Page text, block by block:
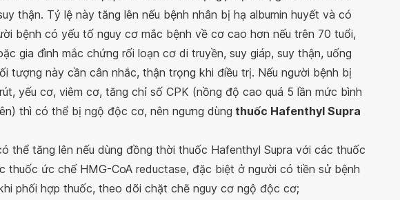
thận. Tỷ lệ này tăng lên nếu bệnh nhân bị hạ albumin huyết và có
bệnh có yếu tố nguy cơ mắc bệnh về cơ cao hơn nếu trên 70 tuổi,
gia đình mắc chứng rối loạn cơ di truyền, suy giáp, suy thận, uống
tượng này cần cân nhắc, thận trọng khi điều trị. Nếu người bệnh bị
yếu cơ, viêm cơ, tăng chỉ số CPK (nồng độ cao quá 5 lần mức bình
thì có thể bị ngộ độc cơ, nên ngưng dùng thuốc Hafenthyl Supra
thể tăng lên nếu dùng đồng thời thuốc Hafenthyl Supra với các thuốc
thuốc ức chế HMG-CoA reductase, đặc biệt ở người có tiền sử bệnh
phối hợp thuốc, theo dõi chặt chẽ nguy cơ ngộ độc cơ;